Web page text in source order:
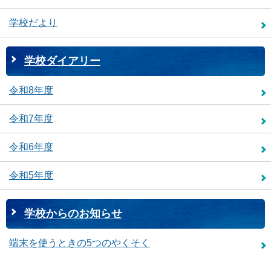
学校だより
学校ダイアリー
令和8年度
令和7年度
令和6年度
令和5年度
学校からのお知らせ
端末を使うときの5つのやくそく